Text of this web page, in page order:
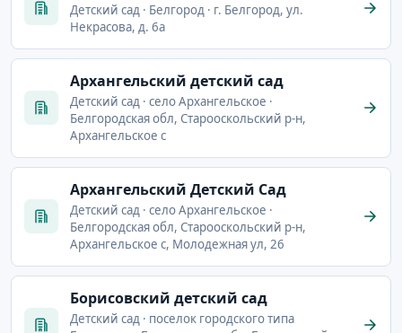
Детский сад · Белгород · г. Белгород, ул.
Некрасова, д. 6а
Архангельский детский сад
Детский сад · село Архангельское ·
Белгородская обл, Старооскольский р-н,
Архангельское с
Архангельский Детский Сад
Детский сад · село Архангельское ·
Белгородская обл, Старооскольский р-н,
Архангельское с, Молодежная ул, 26
Борисовский детский сад
Детский сад · поселок городского типа